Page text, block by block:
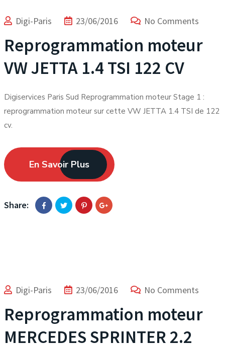
Digi-Paris 23/06/2016 No Comments
Reprogrammation moteur
VW JETTA 1.4 TSI 122 CV
Digiservices Paris Sud Reprogrammation moteur Stage 1 :
reprogrammation moteur sur cette VW JETTA 1.4 TSI de 122
cv.
En Savoir Plus
Share:
Digi-Paris 23/06/2016 No Comments
Reprogrammation moteur
MERCEDES SPRINTER 2.2